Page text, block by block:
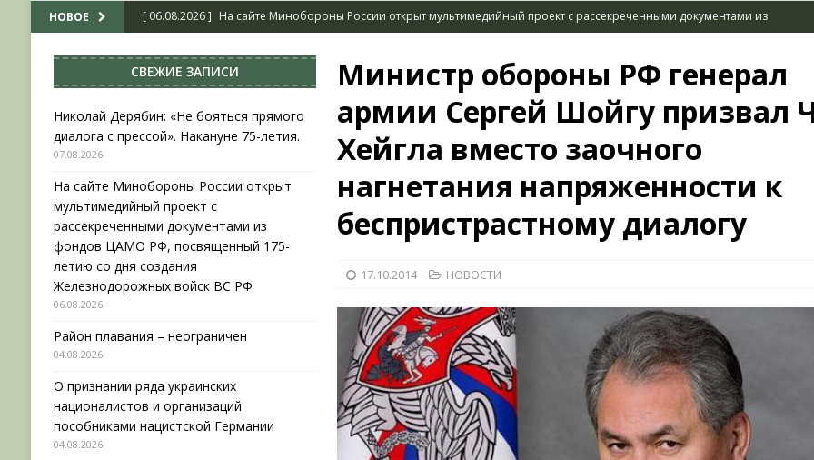
НОВОЕ [ 04.08.2026 ] Район плавания – неограничен
КРАСНАЯ ЗВЕЗДА
НОВОСТИ
[ 31.07.2026 ]
АВГУСТ В ВОЕННОЙ ИСТОРИИ (2026)
ВОЕННО-ИСТОРИЧЕСКИЙ ЖУРНАЛ
[ 07.08.2026 ] Николай Дерябин: «Не бояться прямого диалога с прессой». Накануне 75-летия.
[ 06.08.2026 ] На сайте Минобороны России открыт мультимедийный проект с рассекреченными документами из
фондов ЦАМО РФ, посвященный 175-летию со дня создания Железнодорожных войск ВС РФ
НОВОСТИ
Министр обороны РФ генерал
армии Сергей Шойгу призвал
Хейгла вместо заочного
нагнетания напряженности к
беспристрастному диалогу
17.10.2014 НОВОСТИ
СВЕЖИЕ ЗАПИСИ
Николай Дерябин: «Не бояться прямого
диалога с прессой». Накануне 75-летия.
07.08.2026
На сайте Минобороны России открыт
мультимедийный проект с
рассекреченными документами из
фондов ЦАМО РФ, посвященный 175-
летию со дня создания
Железнодорожных войск ВС РФ
06.08.2026
Район плавания – неограничен
04.08.2026
О признании ряда украинских
националистов и организаций
пособниками нацистской Германии
04.08.2026